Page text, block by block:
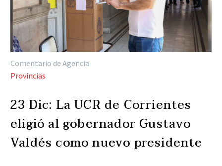
Comentario de Agencia
Provincias
23 Dic: La UCR de Corrientes
eligió al gobernador Gustavo
Valdés como nuevo presidente